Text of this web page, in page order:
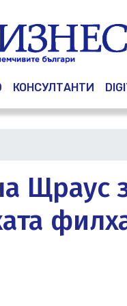
КОНСУЛТАНТИ
Щраус